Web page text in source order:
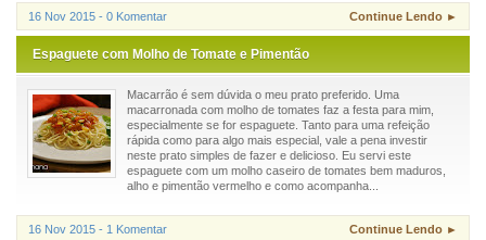
16 Nov 2015 - 0 Komentar Continue Lendo ►
Espaguete com Molho de Tomate e Pimentão
Macarrão é sem dúvida o meu prato preferido. Uma
macarronada com molho de tomates faz a festa para mim,
especialmente se for espaguete. Tanto para uma refeição
rápida como para algo mais especial, vale a pena investir
neste prato simples de fazer e delicioso. Eu servi este
espaguete com um molho caseiro de tomates bem maduros,
alho e pimentão vermelho e como acompanha...
16 Nov 2015 - 1 Komentar Continue Lendo ►